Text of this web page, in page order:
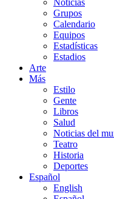
Noticias
Grupos
Calendario
Equipos
Estadísticas
Estadios
Arte
Más
Estilo
Gente
Libros
Salud
Noticias del
Teatro
Historia
Deportes
Español
English